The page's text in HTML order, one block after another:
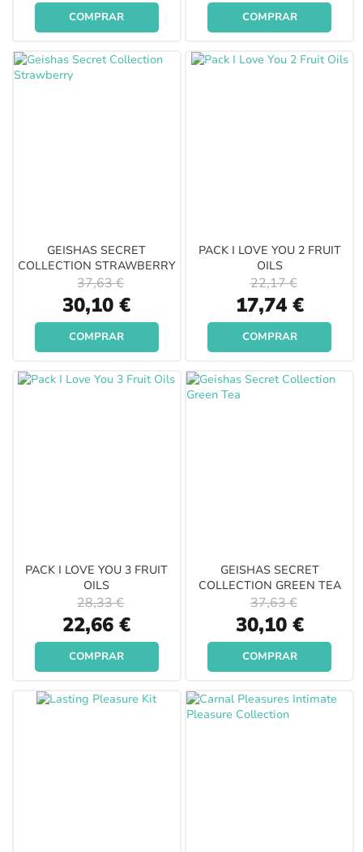
COMPRAR COMPRAR
GEISHAS SECRET
COLLECTION STRAWBERRY
Special
Price
30,10 €
37,63 €
COMPRAR
PACK I LOVE YOU 2 FRUIT
OILS
Special
Price
17,74 €
22,17 €
COMPRAR
PACK I LOVE YOU 3 FRUIT
OILS
Special
Price
22,66 €
28,33 €
COMPRAR
GEISHAS SECRET
COLLECTION GREEN TEA
Special
Price
30,10 €
37,63 €
COMPRAR